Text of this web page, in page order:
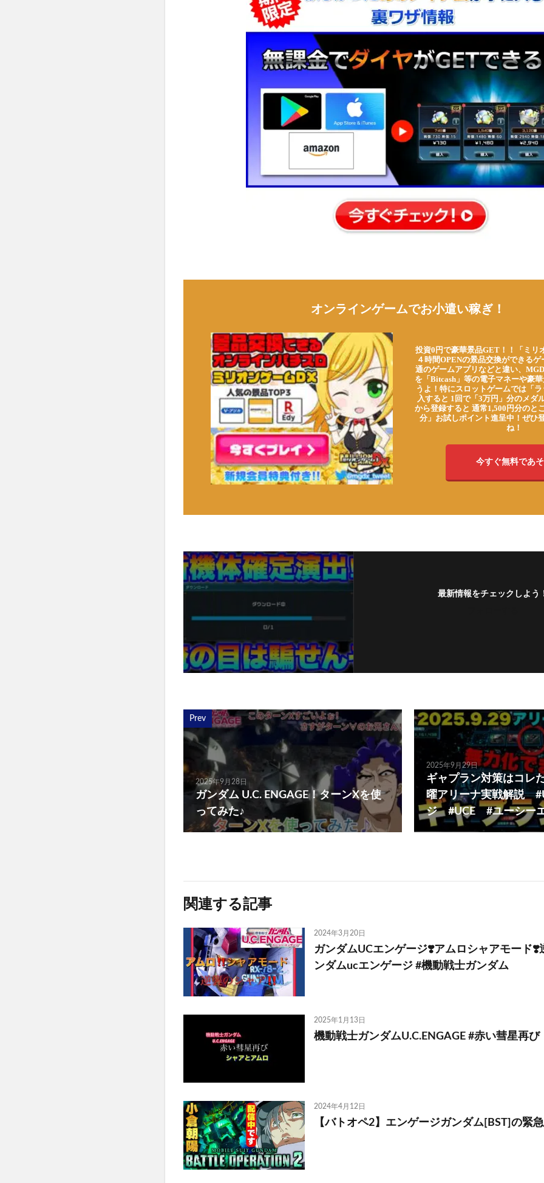
オンラインゲームでお小遣い稼ぎ！
投資0円で豪華景品GET！！「ミリ
４時間OPENの景品交換ができる
通のゲームアプリなどと違い、
を「Bitcash」等の電子マネーや豪
うよ！特にスロットゲームでは「
入すると 1回で「3万円」分のメダ
から登録すると 通常1,500円分のと
分」お試しポイント進呈中！ぜひ
ね！
今すぐ無料であ
最新情報をチェックしよう
Prev
2025年9月28日
ガンダム U.C. ENGAGE！ターンXを使
ってみた♪
2025年9月29日
ギャプラン対策はコレ
曜アリーナ実戦解説
ジ #UCE #ユーシー
関連する記事
2024年3月20日
ガンダムUCエンゲージ❣️アムロシャアモード❣️
ンダムucエンゲージ #機動戦士ガンダム
2025年1月13日
機動戦士ガンダムU.C.ENGAGE #赤い彗星再び
2024年4月12日
【バトオペ2】エンゲージガンダム[BST]の緊